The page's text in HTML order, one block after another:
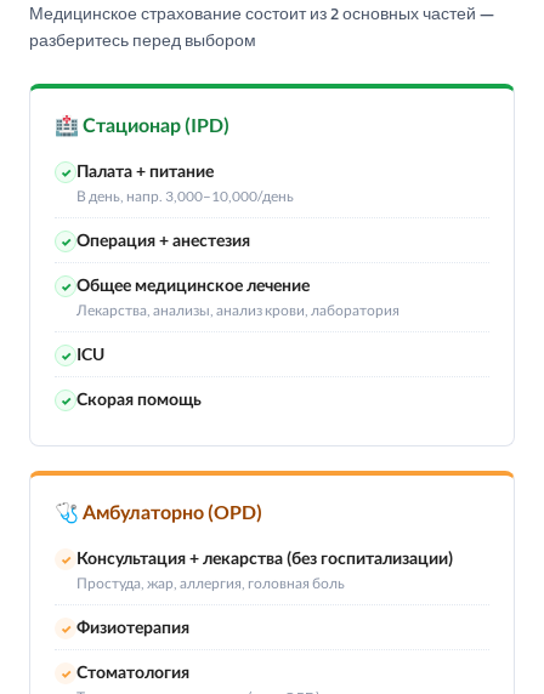
Медицинское страхование состоит из 2 основных частей —
разберитесь перед выбором
🏥 Стационар (IPD)
✓ Палата + питание
В день, напр. 3,000–10,000/день
✓ Операция + анестезия
✓ Общее медицинское лечение
Лекарства, анализы, анализ крови, лаборатория
✓ ICU
✓ Скорая помощь
🩺 Амбулаторно (OPD)
✓ Консультация + лекарства (без госпитализации)
Простуда, жар, аллергия, головная боль
✓ Физиотерапия
✓ Стоматология